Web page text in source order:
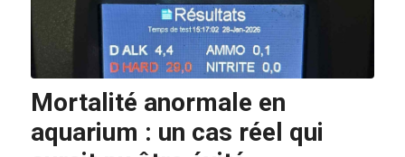
Mortalité anormale en
aquarium : un cas réel qui